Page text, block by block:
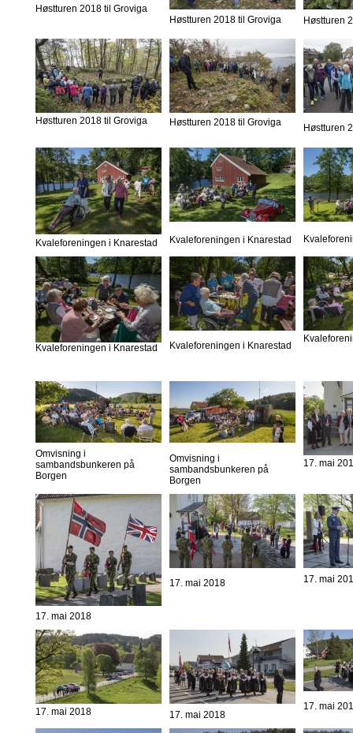
Høstturen 2018 til Groviga
Høstturen 2018 til Groviga
Høstturen
Høstturen 2018 til Groviga Høstturen 2018 til Groviga Høstturen
Kvaleforeningen i Knarestad Kvaleforeningen i Knarestad
Kvaleforeningen i Knarestad Kvaleforeningen i Knarestad
Omvisning i
sambandsbunkeren på
Borgen
Omvisning i
sambandsbunkeren på
Borgen
17. mai
17. mai 2018
17. mai 2018 17. mai
17. mai 2018 17. mai 2018
17. mai